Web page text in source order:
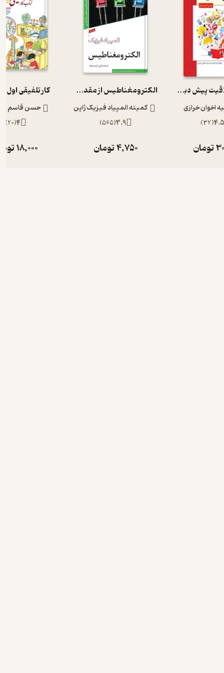
هوش و خلاقیت پیش دبستان
اخوان خرازی
(
32
)
تومان
الکترومغناطیس از مقدماتی تا پیشرفته المپیاد فیزیک 3
کمیته المپیاد فیزیک ژاپن
3.9
(
565
)
4,750تومان
کار تلفیقی اول
حسن قاسم
4
(
20
)
18,000